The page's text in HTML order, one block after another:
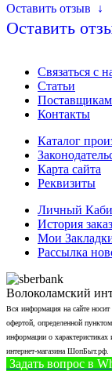
Оставить отзыв ↓
Оставить
Связаться с
Статьи
Поставщикам
Контакты
Каталог
Карта сайта
Реквизиты
Личный
История
Мои
Рассылка
Волоколамский
Вся информация на сайте
офертой, определенной
информации о
интернет-магазина ШопБыт.рф.
Задать вопрос в